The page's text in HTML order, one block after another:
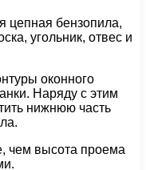
цепная бензопила,
угольник, отвес и
оконного
Наряду с этим
нижнюю часть
чем высота проема